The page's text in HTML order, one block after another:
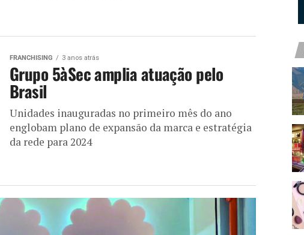
FRANCHISING 3 anos atrás
Grupo 5àSec amplia atuação pelo
Brasil
Unidades inauguradas no primeiro mês do ano
englobam plano de expansão da marca e estratégia
da rede para 2024